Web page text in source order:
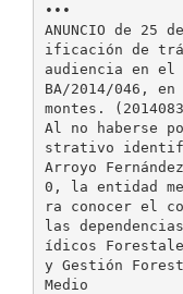
•••
ANUNCIO de 25
ificación de
audiencia en el
BA/2014/046,
montes.
Al no haberse
strativo
Arroyo
0, la entidad
ra conocer el
las
ídicos
y Gestión
Medio